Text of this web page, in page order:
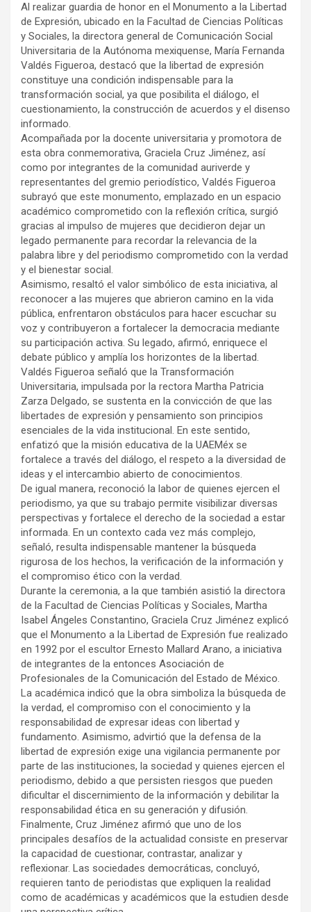
Al realizar guardia de honor en el Monumento a la Libertad
de Expresión, ubicado en la Facultad de Ciencias Políticas
y Sociales, la directora general de Comunicación Social
Universitaria de la Autónoma mexiquense, María Fernanda
Valdés Figueroa, destacó que la libertad de expresión
constituye una condición indispensable para la
transformación social, ya que posibilita el diálogo, el
cuestionamiento, la construcción de acuerdos y el disenso
informado.
Acompañada por la docente universitaria y promotora de
esta obra conmemorativa, Graciela Cruz Jiménez, así
como por integrantes de la comunidad auriverde y
representantes del gremio periodístico, Valdés Figueroa
subrayó que este monumento, emplazado en un espacio
académico comprometido con la reflexión crítica, surgió
gracias al impulso de mujeres que decidieron dejar un
legado permanente para recordar la relevancia de la
palabra libre y del periodismo comprometido con la verdad
y el bienestar social.
Asimismo, resaltó el valor simbólico de esta iniciativa, al
reconocer a las mujeres que abrieron camino en la vida
pública, enfrentaron obstáculos para hacer escuchar su
voz y contribuyeron a fortalecer la democracia mediante
su participación activa. Su legado, afirmó, enriquece el
debate público y amplía los horizontes de la libertad.
Valdés Figueroa señaló que la Transformación
Universitaria, impulsada por la rectora Martha Patricia
Zarza Delgado, se sustenta en la convicción de que las
libertades de expresión y pensamiento son principios
esenciales de la vida institucional. En este sentido,
enfatizó que la misión educativa de la UAEMéx se
fortalece a través del diálogo, el respeto a la diversidad de
ideas y el intercambio abierto de conocimientos.
De igual manera, reconoció la labor de quienes ejercen el
periodismo, ya que su trabajo permite visibilizar diversas
perspectivas y fortalece el derecho de la sociedad a estar
informada. En un contexto cada vez más complejo,
señaló, resulta indispensable mantener la búsqueda
rigurosa de los hechos, la verificación de la información y
el compromiso ético con la verdad.
Durante la ceremonia, a la que también asistió la directora
de la Facultad de Ciencias Políticas y Sociales, Martha
Isabel Ángeles Constantino, Graciela Cruz Jiménez explicó
que el Monumento a la Libertad de Expresión fue realizado
en 1992 por el escultor Ernesto Mallard Arano, a iniciativa
de integrantes de la entonces Asociación de
Profesionales de la Comunicación del Estado de México.
La académica indicó que la obra simboliza la búsqueda de
la verdad, el compromiso con el conocimiento y la
responsabilidad de expresar ideas con libertad y
fundamento. Asimismo, advirtió que la defensa de la
libertad de expresión exige una vigilancia permanente por
parte de las instituciones, la sociedad y quienes ejercen el
periodismo, debido a que persisten riesgos que pueden
dificultar el discernimiento de la información y debilitar la
responsabilidad ética en su generación y difusión.
Finalmente, Cruz Jiménez afirmó que uno de los
principales desafíos de la actualidad consiste en preservar
la capacidad de cuestionar, contrastar, analizar y
reflexionar. Las sociedades democráticas, concluyó,
requieren tanto de periodistas que expliquen la realidad
como de académicas y académicos que la estudien desde